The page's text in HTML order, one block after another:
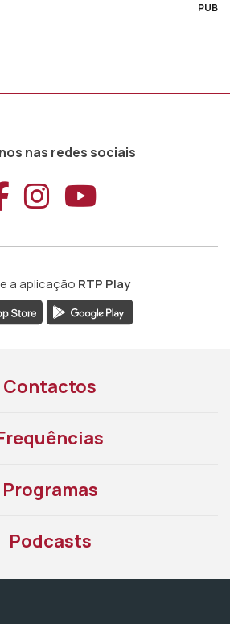
PUB
nas redes sociais
Aceder ao
Aceder ao
Aceder
a aplicação RTP Play
Contactos
Programas
Podcasts